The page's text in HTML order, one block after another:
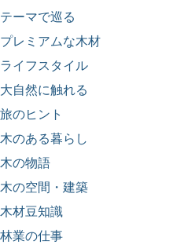
テーマで巡る
プレミアムな木材
ライフスタイル
大自然に触れる
旅のヒント
木のある暮らし
木の物語
木の空間・建築
木材豆知識
林業の仕事